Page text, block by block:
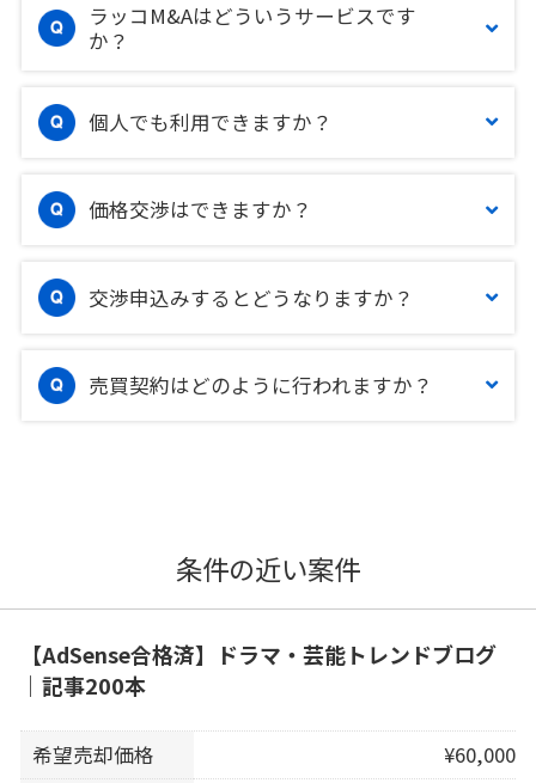
ラッコM&Aはどういうサービスです
か？
個人でも利用できますか？
価格交渉はできますか？
交渉申込みするとどうなりますか？
売買契約はどのように行われますか？
条件の近い案件
【AdSense合格済】ドラマ・芸能トレンドブログ
｜記事200本
希望売却価格 ¥60,000